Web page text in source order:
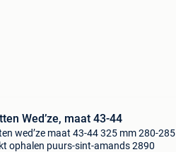
Wed’ze, maat 43-44
wed’ze maat 43-44 325 mm 280-285
ophalen puurs-sint-amands 2890